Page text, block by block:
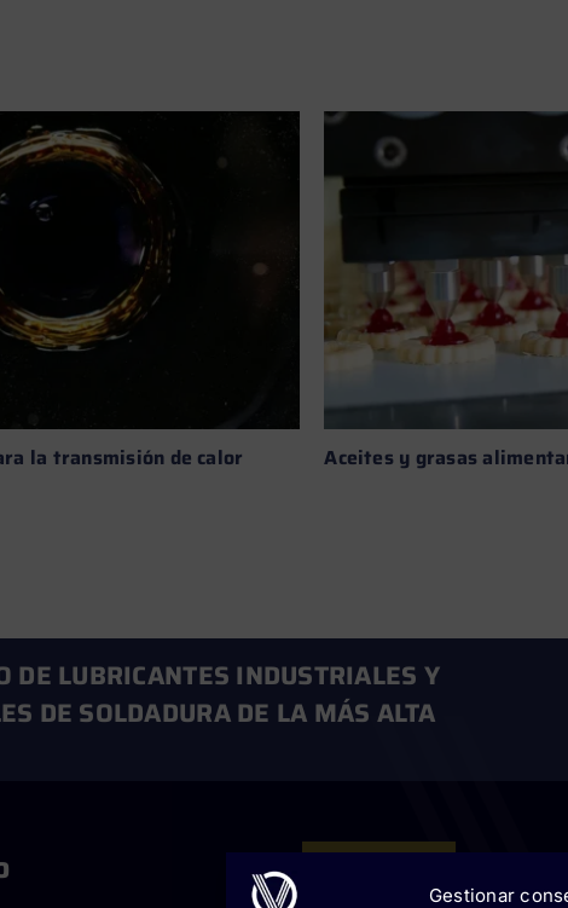
Gestionar
la transmisión de calor Aceites y grasas
DE LUBRICANTES INDUSTRIALES Y
DE SOLDADURA DE LA MÁS ALTA